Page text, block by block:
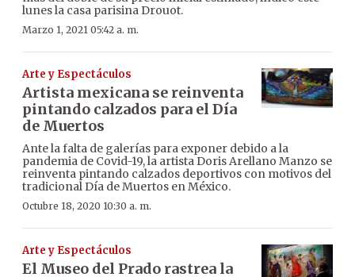
lunes la casa parisina Drouot.
Marzo 1, 2021 05:42 a. m.
Arte y Espectáculos
Artista mexicana se reinventa
pintando calzados para el Día
de Muertos
Ante la falta de galerías para exponer debido a la
pandemia de Covid-19, la artista Doris Arellano Manzo se
reinventa pintando calzados deportivos con motivos del
tradicional Día de Muertos en México.
Octubre 18, 2020 10:30 a. m.
Arte y Espectáculos
El Museo del Prado rastrea la